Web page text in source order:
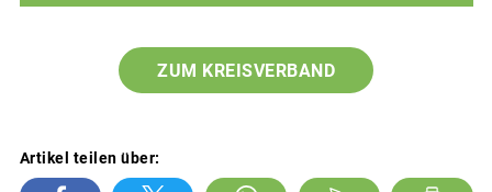
ZUM KREISVERBAND
Artikel teilen über: